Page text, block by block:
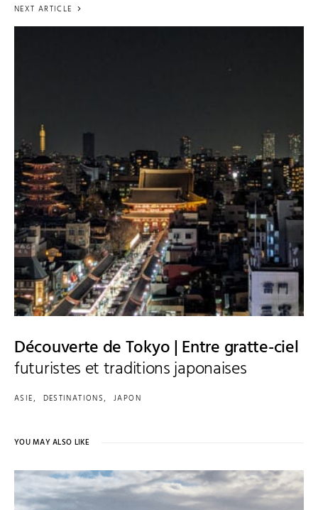
NEXT ARTICLE
Découverte de Tokyo | Entre gratte-ciel
futuristes et traditions japonaises
ASIE DESTINATIONS JAPON
YOU MAY ALSO LIKE